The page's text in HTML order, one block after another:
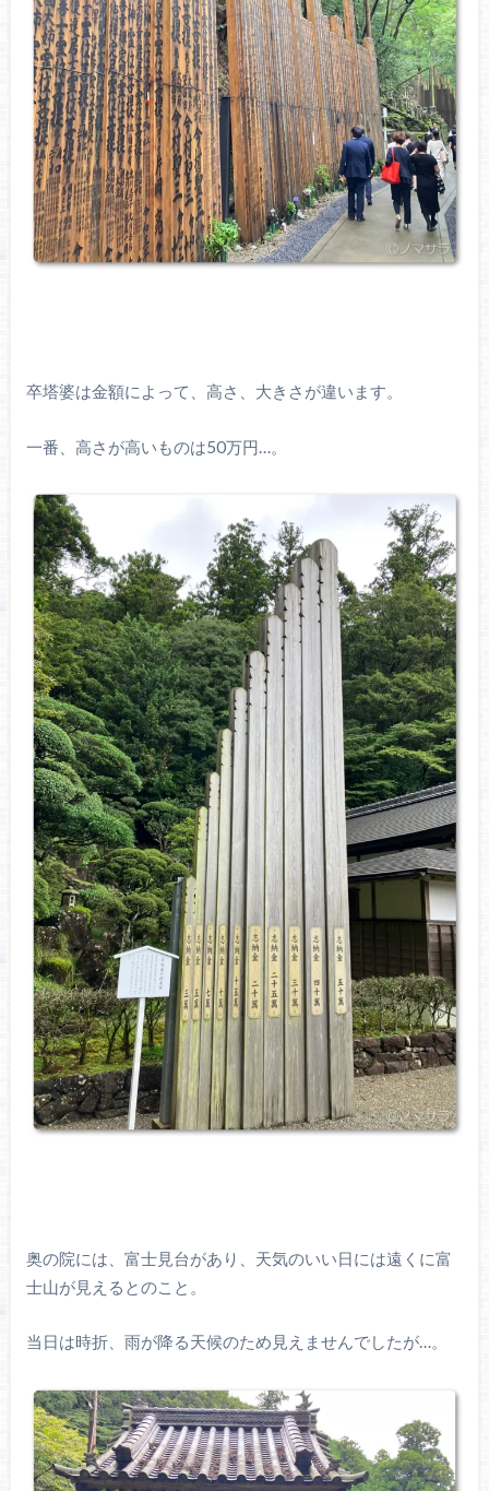
卒塔婆は金額によって、高さ、大きさが違います。
一番、高さが高いものは50万円…。
奥の院には、富士見台があり、天気のいい日には遠くに富
士山が見えるとのこと。
当日は時折、雨が降る天候のため見えませんでしたが…。